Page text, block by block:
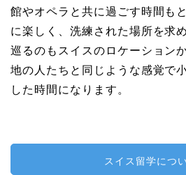
館やオペラと共に過ごす時間も
に楽しく、洗練された場所を求
巡るのもスイスのロケーション
地の人たちと同じような感覚で
した時間になります。
スイス留学につ